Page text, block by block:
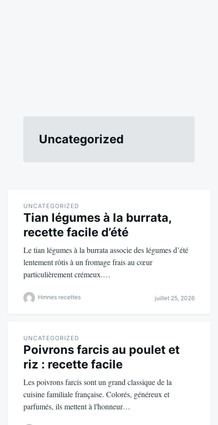
Uncategorized
UNCATEGORIZED
Tian légumes à la burrata,
recette facile d’été
Le tian légumes à la burrata associe des légumes d’été
lentement rôtis à un fromage frais au cœur
particulièrement crémeux.…
Hmnes recettes juillet 25, 2026
UNCATEGORIZED
Poivrons farcis au poulet et
riz : recette facile
Les poivrons farcis sont un grand classique de la
cuisine familiale française. Colorés, généreux et
parfumés, ils mettent à l'honneur…